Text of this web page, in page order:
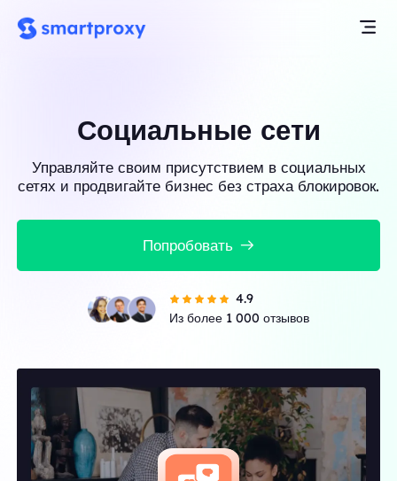
Социальные сети
Управляйте своим присутствием в социальных
сетях и продвигайте бизнес без страха блокировок.
Попробовать
4.9
Из более 1 000 отзывов